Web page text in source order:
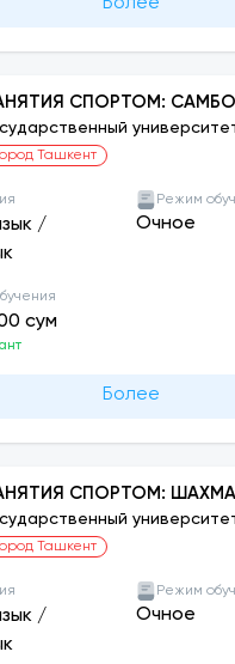
СПОРТОМ: САМБО
и спорта
Ташкент
/
Режим
Очное
сум
Более
СПОРТОМ:
и спорта
Ташкент
/
Режим
Очное